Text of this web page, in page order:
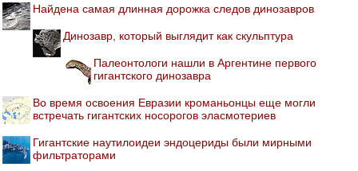
Найдена самая длинная дорожка следов динозавров
Динозавр, который выглядит как скульптура
Палеонтологи нашли в Аргентине первого
гигантского динозавра
Во время освоения Евразии кроманьонцы еще могли
встречать гигантских носорогов эласмотериев
Гигантские наутилоидеи эндоцериды были мирными
фильтраторами